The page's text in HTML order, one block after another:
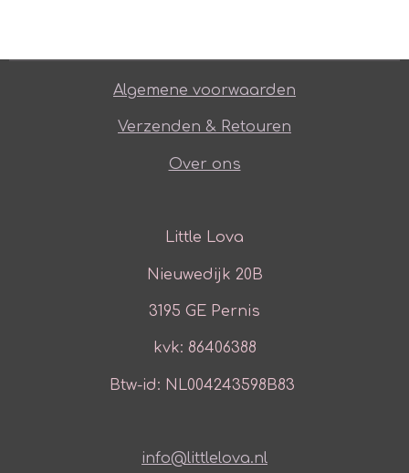
Algemene voorwaarden
Verzenden & Retouren
Over ons
Little Lova
Nieuwedijk 20B
3195 GE Pernis
kvk: 86406388
Btw-id: NL004243598B83
info@littlelova.nl